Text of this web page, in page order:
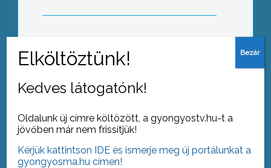
pirotechnikai eszközöket visszaváltani
térítésmentesen a vásárlás helyén
Kedves látogatónk!
Oldalunk új címre költözött, a gyongyostv.hu-t a
jövőben már nem frissítjük!
Kérjük kattintson IDE és ismerje meg új portálunkat a
gyongyosma.hu címen!